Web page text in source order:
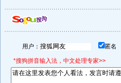
用户： 匿名
*搜狗拼音输入法，中文处理专家>>